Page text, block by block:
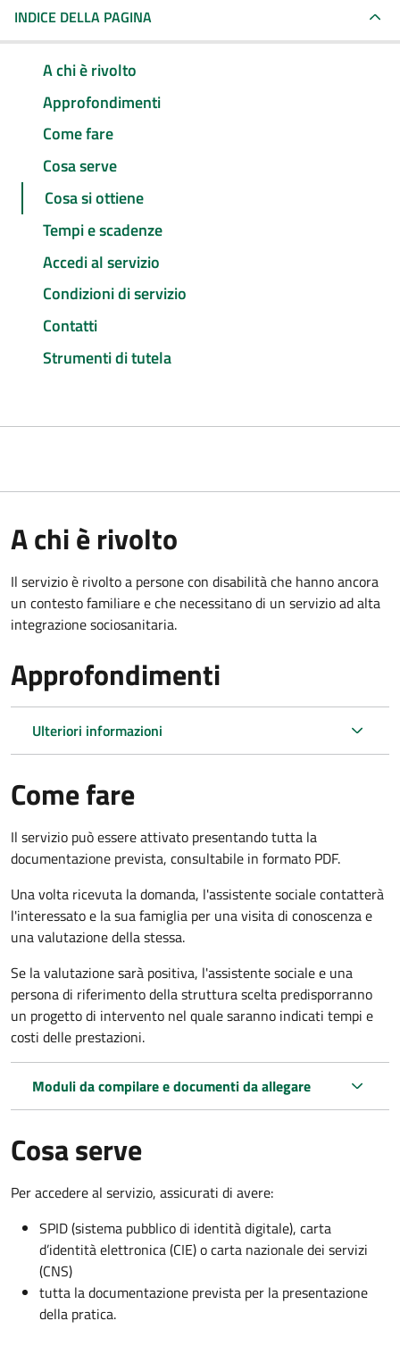
INDICE DELLA PAGINA
A chi è rivolto
Approfondimenti
Come fare
Cosa serve
Cosa si ottiene
Tempi e scadenze
Accedi al servizio
Condizioni di servizio
Contatti
Strumenti di tutela
A chi è rivolto
Il servizio è rivolto a persone con disabilità che hanno ancora
un contesto familiare e che necessitano di un servizio ad alta
integrazione sociosanitaria.
Approfondimenti
Ulteriori informazioni
Come fare
Il servizio può essere attivato presentando tutta la
documentazione prevista, consultabile in formato PDF.
Una volta ricevuta la domanda, l'assistente sociale contatterà
l'interessato e la sua famiglia per una visita di conoscenza e
una valutazione della stessa.
Se la valutazione sarà positiva, l'assistente sociale e una
persona di riferimento della struttura scelta predisporranno
un progetto di intervento nel quale saranno indicati tempi e
costi delle prestazioni.
Moduli da compilare e documenti da allegare
Cosa serve
Per accedere al servizio, assicurati di avere:
SPID (sistema pubblico di identità digitale), carta
d’identità elettronica (CIE) o carta nazionale dei servizi
(CNS)
tutta la documentazione prevista per la presentazione
della pratica.